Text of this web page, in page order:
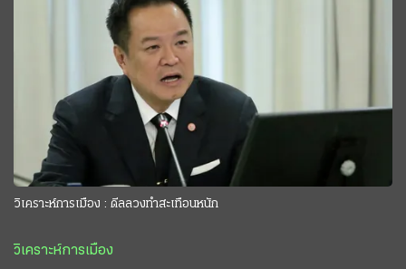
วิเคราะห์การเมือง : ดีลลวงทำสะเทือนหนัก
วิเคราะห์การเมือง